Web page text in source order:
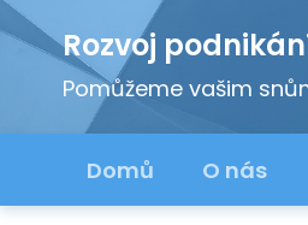
Rozvoj
Pomůžeme vašim
Domů O nás